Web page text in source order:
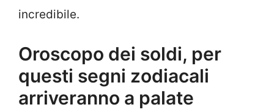
incredibile.
Oroscopo dei soldi, per
questi segni zodiacali
arriveranno a palate